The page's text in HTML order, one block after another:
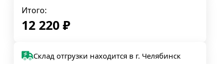
Итого:
12 220 ₽
Склад отгрузки находится в г. Челябинск